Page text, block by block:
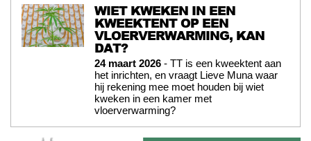
WIET KWEKEN IN EEN
KWEEKTENT OP EEN
VLOERVERWARMING, KAN
DAT?
24 maart 2026 - TT is een kweektent aan
het inrichten, en vraagt Lieve Muna waar
hij rekening mee moet houden bij wiet
kweken in een kamer met
vloerverwarming?